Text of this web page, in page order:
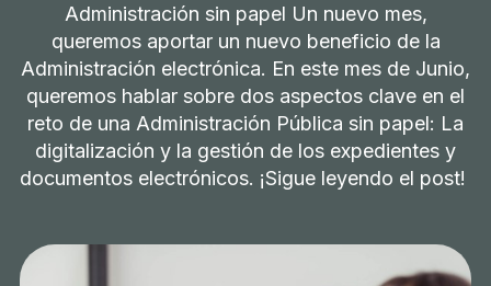
Administración sin papel Un nuevo mes,
queremos aportar un nuevo beneficio de la
Administración electrónica. En este mes de Junio,
queremos hablar sobre dos aspectos clave en el
reto de una Administración Pública sin papel: La
digitalización y la gestión de los expedientes y
documentos electrónicos. ¡Sigue leyendo el post!